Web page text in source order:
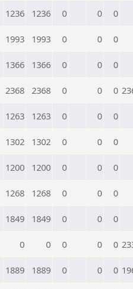
1236 1236 0 0 0
1993 1993 0 0 0
1366 1366 0 0 0
2368 2368 0 0 0
1263 1263 0 0 0
1302 1302 0 0 0
1200 1200 0 0 0
1268 1268 0 0 0
1849 1849 0 0 0
0 0 0 0 0
1889 1889 0 0 0